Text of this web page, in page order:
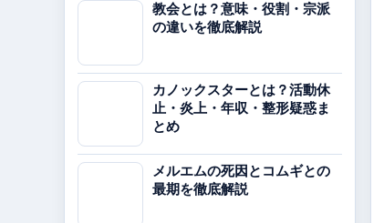
教会とは？意味・役割・宗派
の違いを徹底解説
カノックスターとは？活動休
止・炎上・年収・整形疑惑ま
とめ
メルエムの死因とコムギとの
最期を徹底解説